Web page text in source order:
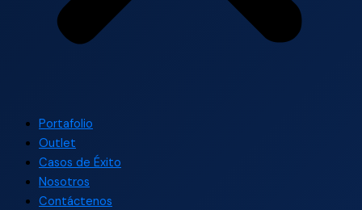
Portafolio
Outlet
Casos de Éxito
Nosotros
Contáctenos